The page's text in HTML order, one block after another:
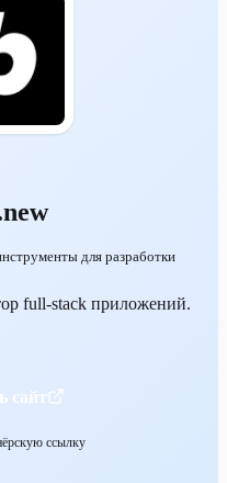
для разработки
full-stack приложений.
сайт
ссылку